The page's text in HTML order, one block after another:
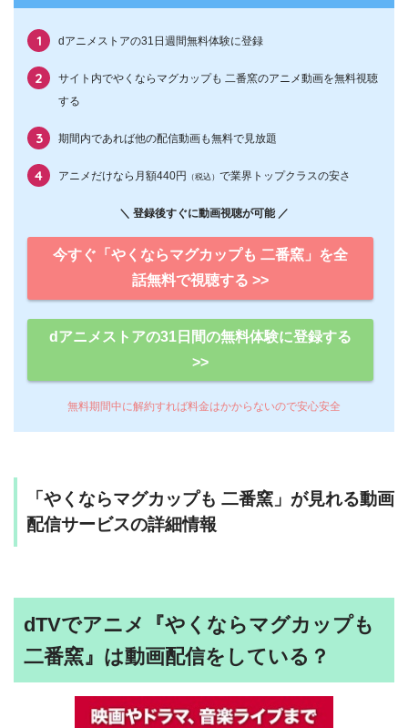
dアニメストアの31日週間無料体験に登録
サイト内でやくならマグカップも 二番窯のアニメ動画を無料視聴
する
期間内であれば他の配信動画も無料で見放題
アニメだけなら月額440円 （税込） で業界トップクラスの安さ
＼ 登録後すぐに動画視聴が可能 ／
今すぐ「やくならマグカップも 二番窯」を全
話無料で視聴する >>
dアニメストアの31日間の無料体験に登録する
>>
無料期間中に解約すれば料金はかからないので安心安全
「やくならマグカップも 二番窯」が見れる動画
配信サービスの詳細情報
dTVでアニメ『やくならマグカップも
二番窯』は動画配信をしている？